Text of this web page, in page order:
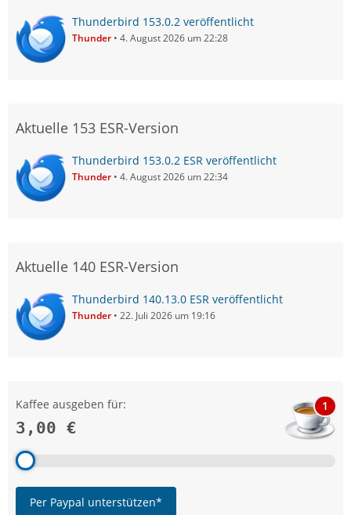
Thunderbird 153.0.2 veröffentlicht
Thunder 4. August 2026 um 22:28
Aktuelle 153 ESR-Version
Thunderbird 153.0.2 ESR veröffentlicht
Thunder 4. August 2026 um 22:34
Aktuelle 140 ESR-Version
Thunderbird 140.13.0 ESR veröffentlicht
Thunder 22. Juli 2026 um 19:16
Kaffee ausgeben für:
3,00 €
1
Per Paypal unterstützen*